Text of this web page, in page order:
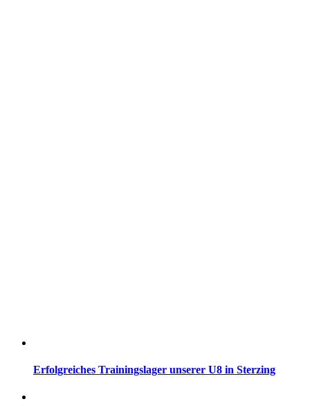
Erfolgreiches Trainingslager unserer U8 in Sterzing